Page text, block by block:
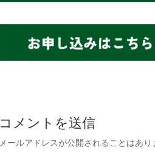
コメントを送信
メールアドレスが公開されることはあり